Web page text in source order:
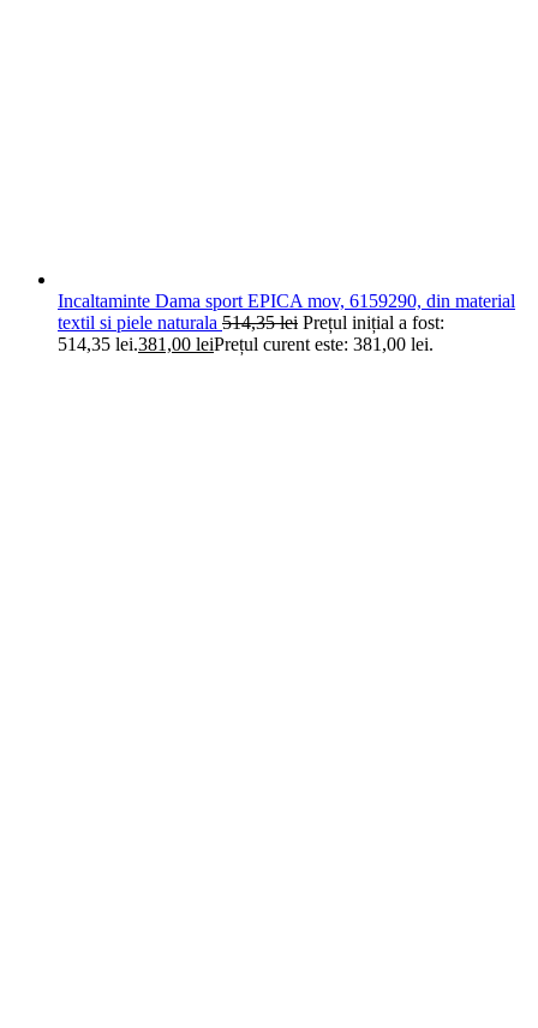
Incaltaminte Dama sport EPICA mov, 6159290, din material
textil si piele naturala 514,35lei Prețul inițial a fost:
514,35 lei.381,00 leiPrețul curent este: 381,00 lei.